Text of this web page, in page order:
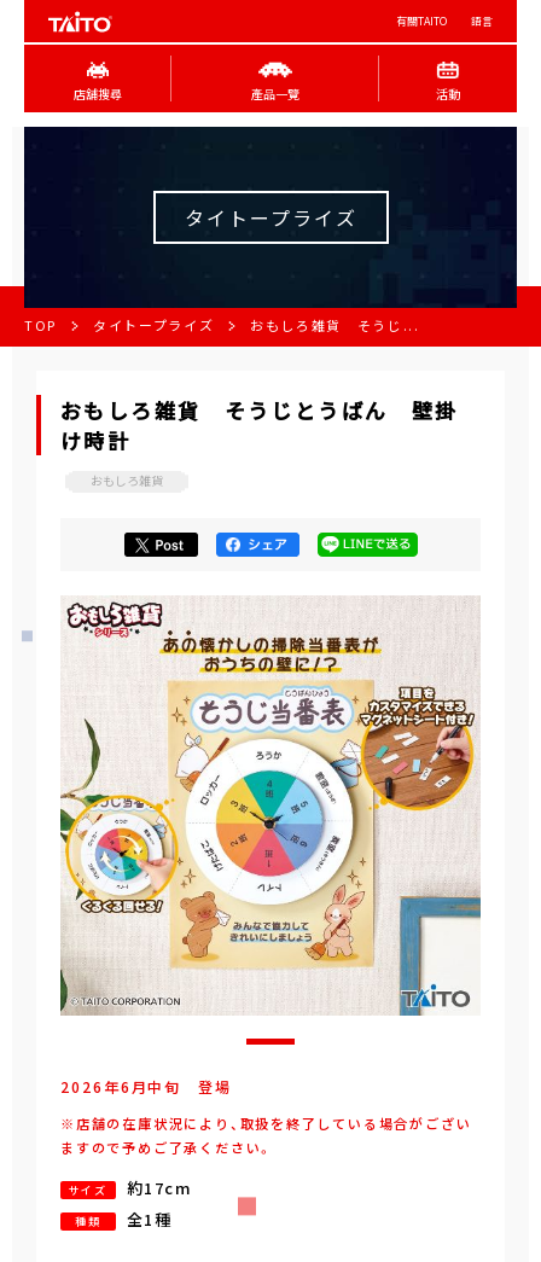
有關TAITO 語言
店舖搜尋 產品一覽 活動
タイトープライズ
TOP タイトープライズ おもしろ雑貨 そうじ...
おもしろ雑貨 そうじとうばん 壁掛
け時計
おもしろ雑貨
2026年6 月中旬 登場
※店舗の在庫状況により、取扱を終了している場合がござい
ますので予めご了承ください。
サイズ 約17cm
種類 全1種